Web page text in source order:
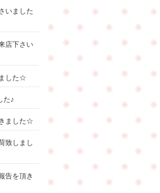
いました
店下さい
した☆
た♪
ました☆
致しまし
告を頂き